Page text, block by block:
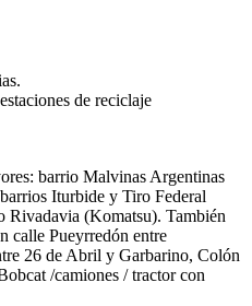
de reciclaje
barrio Malvinas Argentinas
Iturbide y Tiro Federal
Rivadavia (Komatsu). También
calle Pueyrredón entre
26 de Abril y Garbarino, Colón
/camiones / tractor con